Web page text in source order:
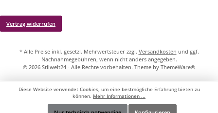
Vertrag widerrufen
* Alle Preise inkl. gesetzl. Mehrwertsteuer zzgl. Versandkosten und ggf.
Nachnahmegebühren, wenn nicht anders angegeben.
© 2026 Stilwelt24 - Alle Rechte vorbehalten. Theme by ThemeWare®
Diese Website verwendet Cookies, um eine bestmögliche Erfahrung bieten zu
können. Mehr Informationen ...